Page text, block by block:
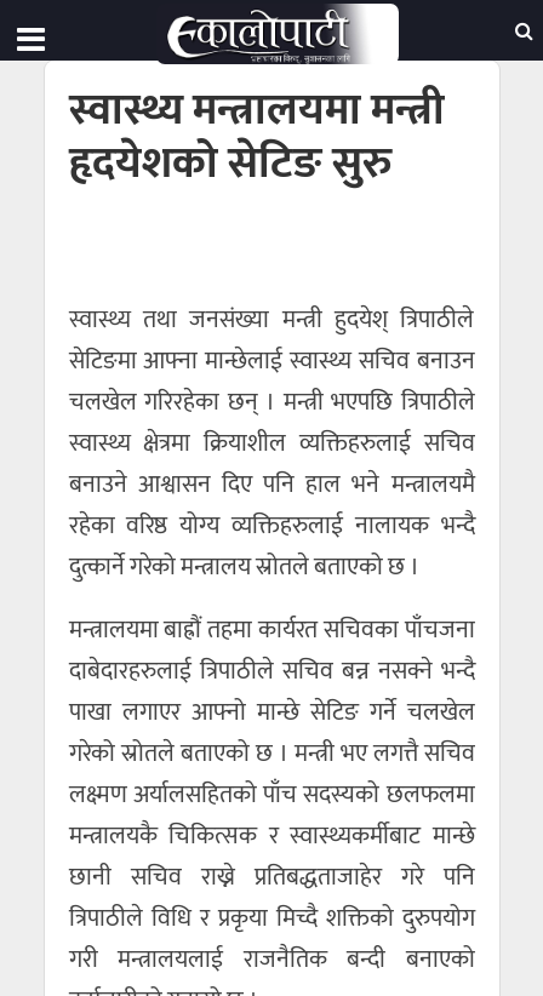
स्वास्थ्य मन्त्रालयमा मन्त्री
हृदयेशको सेटिङ सुरु
स्वास्थ्य तथा जनसंख्या मन्त्री हुदयेश् त्रिपाठीले
सेटिङमा आफ्ना मान्छेलाई स्वास्थ्य सचिव बनाउन
चलखेल गरिरहेका छन् । मन्त्री भएपछि त्रिपाठीले
स्वास्थ्य क्षेत्रमा क्रियाशील व्यक्तिहरुलाई सचिव
बनाउने आश्वासन दिए पनि हाल भने मन्त्रालयमै
रहेका वरिष्ठ योग्य व्यक्तिहरुलाई नालायक भन्दै
दुत्कार्ने गरेको मन्त्रालय स्रोतले बताएको छ ।
मन्त्रालयमा बाह्रौं तहमा कार्यरत सचिवका पाँचजना
दाबेदारहरुलाई त्रिपाठीले सचिव बन्न नसक्ने भन्दै
पाखा लगाएर आफ्नो मान्छे सेटिङ गर्ने चलखेल
गरेको स्रोतले बताएको छ । मन्त्री भए लगत्तै सचिव
लक्ष्मण अर्यालसहितको पाँच सदस्यको छलफलमा
मन्त्रालयकै चिकित्सक र स्वास्थ्यकर्मीबाट मान्छे
छानी सचिव राख्ने प्रतिबद्धताजाहेर गरे पनि
त्रिपाठीले विधि र प्रकृया मिच्दै शक्तिको दुरुपयोग
गरी मन्त्रालयलाई राजनैतिक बन्दी बनाएको